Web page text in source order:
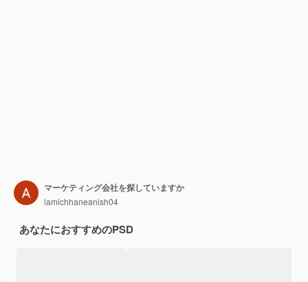
マーケティング会社を探していますか
lamichhaneanish04
あなたにおすすめのPSD